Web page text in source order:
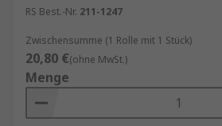
RS Best.-Nr. 211-1247
Zwischensumme (1 Rolle mit 1 Stück)
20,80 €(ohne MwSt.)
Menge